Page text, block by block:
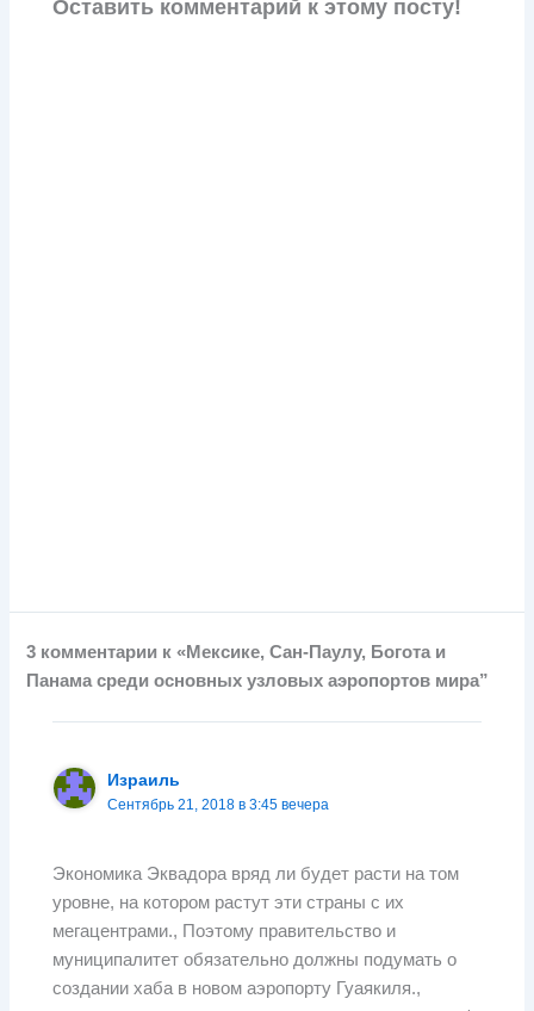
Оставить комментарий к этому посту!
3 комментарии к «Мексике, Сан-Паулу, Богота и
Панама среди основных узловых аэропортов мира”
Израиль
Сентябрь 21, 2018 в 3:45 вечера
Экономика Эквадора вряд ли будет расти на том
уровне, на котором растут эти страны с их
мегацентрами., Поэтому правительство и
муниципалитет обязательно должны подумать о
создании хаба в новом аэропорту Гуаякиля.,